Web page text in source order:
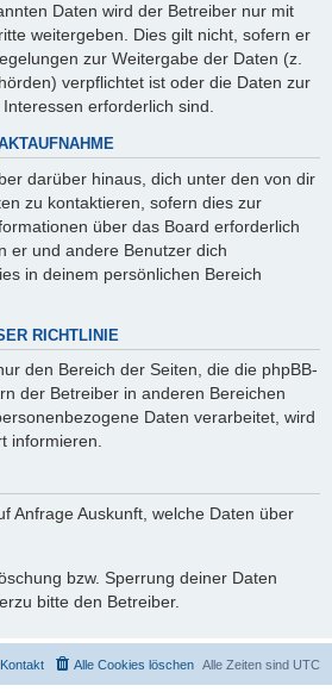
Daten wird der Betreiber nur mit
weitergeben. Dies gilt nicht, sofern er
zur Weitergabe der Daten (z.
verpflichtet ist oder die Daten zur
erforderlich sind.
darüber hinaus, dich unter den von dir
zu kontaktieren, sofern dies zur
über das Board erforderlich
er und andere Benutzer dich
in deinem persönlichen Bereich
RICHTLINIE
den Bereich der Seiten, die die phpBB-
der Betreiber in anderen Bereichen
Daten verarbeitet, wird
informieren.
Anfrage Auskunft, welche Daten über
bzw. Sperrung deiner Daten
bitte den Betreiber.
Alle Zeiten sind UTC
Alle Cookies löschen
Kontakt